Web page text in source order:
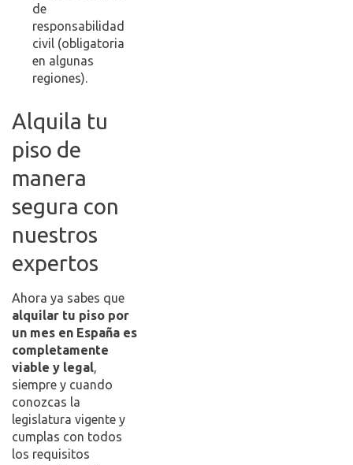
de
responsabilidad
civil (obligatoria
en algunas
regiones).
Alquila tu
piso de
manera
segura con
nuestros
expertos
Ahora ya sabes que
alquilar tu piso por
un mes en España es
completamente
viable y legal,
siempre y cuando
conozcas la
legislatura vigente y
cumplas con todos
los requisitos